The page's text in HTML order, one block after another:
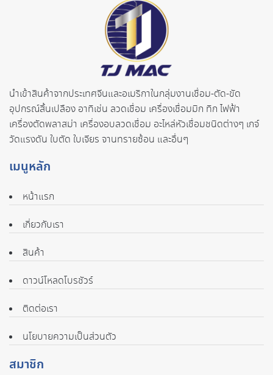
นำเข้าสินค้าจากประเทศจีนและอเมริกาในกลุ่มงานเชื่อม-ตัด-ขัด
อุปกรณ์สิ้นเปลือง อาทิเช่น ลวดเชื่อม เครื่องเชื่อมมิก ทิก ไฟฟ้า
เครื่องตัดพลาสม่า เครื่องอบลวดเชื่อม อะไหล่หัวเชื่อมชนิดต่างๆ เกจ์
วัดแรงดัน ใบตัด ใบเจียร จานทรายซ้อน และอื่นๆ
เมนูหลัก
หน้าแรก
เกี่ยวกับเรา
สินค้า
ดาวน์โหลดโบรชัวร์
ติดต่อเรา
นโยบายความเป็นส่วนตัว
สมาชิก